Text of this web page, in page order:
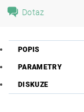
Dotaz
POPIS
PARAMETRY
DISKUZE